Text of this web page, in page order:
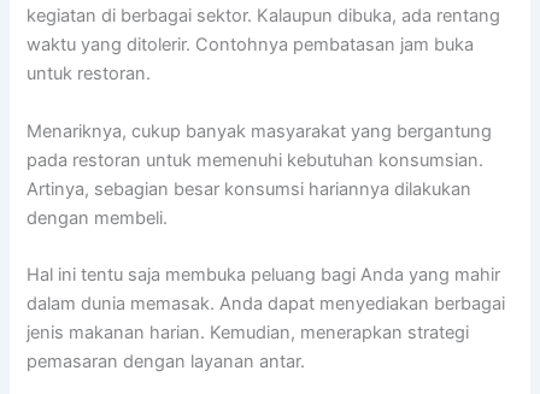
kegiatan di berbagai sektor. Kalaupun dibuka, ada rentang
waktu yang ditolerir. Contohnya pembatasan jam buka
untuk restoran.
Menariknya, cukup banyak masyarakat yang bergantung
pada restoran untuk memenuhi kebutuhan konsumsian.
Artinya, sebagian besar konsumsi hariannya dilakukan
dengan membeli.
Hal ini tentu saja membuka peluang bagi Anda yang mahir
dalam dunia memasak. Anda dapat menyediakan berbagai
jenis makanan harian. Kemudian, menerapkan strategi
pemasaran dengan layanan antar.